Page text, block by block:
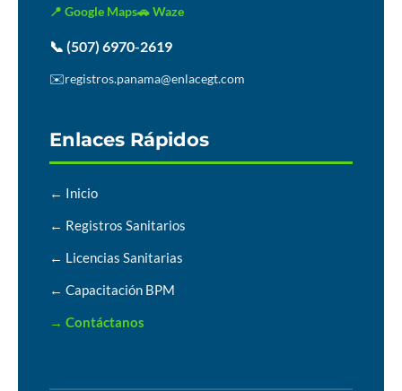
📍 Google Maps🚗 Waze
📞 (507) 6970-2619
✉️registros.panama@enlacegt.com
Enlaces Rápidos
← Inicio
← Registros Sanitarios
← Licencias Sanitarias
← Capacitación BPM
→ Contáctanos